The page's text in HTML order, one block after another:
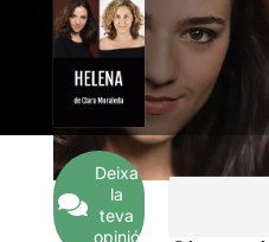
Deixa
la
teva
opinió